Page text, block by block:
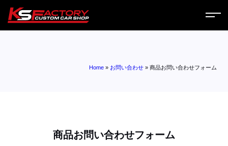
Home » お問い合わせ »商品お問い合わせフォーム
商品お問い合わせフォーム